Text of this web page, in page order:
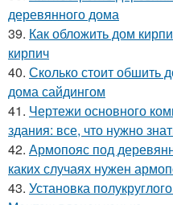
деревянного дома
39. Как обложить дом
кирпич
40. Сколько стоит обшить
дома сайдингом
41. Чертежи основного
здания: все, что нужно
42. Армопояс под
каких случаях нужен
43. Установка